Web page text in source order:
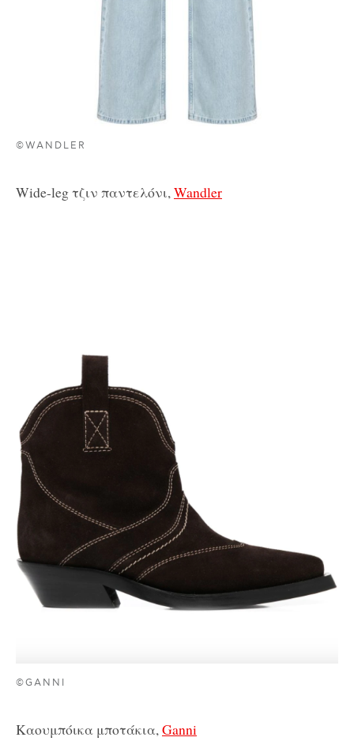
©WANDLER
Wide-leg τζιν παντελόνι, Wandler
©GANNI
Καουμπόικα μποτάκια, Ganni